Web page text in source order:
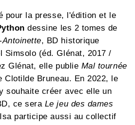
pour la presse, l'édition et le
dessine les 2 tomes de
, BD historique
Simsolo (éd. Glénat, 2017 /
Glénat, elle publie Mal tournée
Clotilde Bruneau. En 2022, le
souhaite créer avec elle un
ce sera Le jeu des dames
participe aussi au collectif